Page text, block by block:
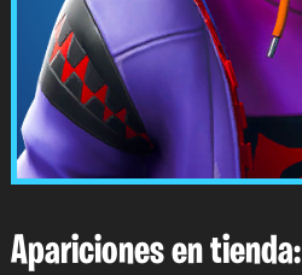
Apariciones en tienda: